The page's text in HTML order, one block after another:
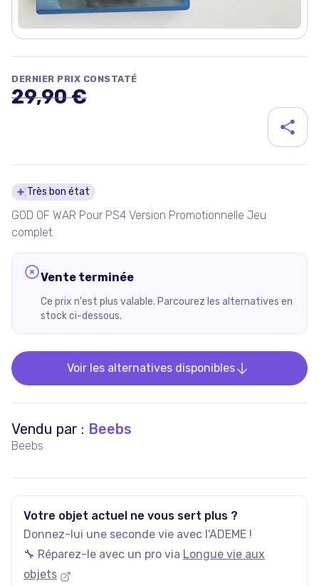
DERNIER PRIX CONSTATÉ
29,90 €
Détails du produit
Très bon état
GOD OF WAR Pour PS4 Version Promotionnelle Jeu
complet
Vente terminée
Ce prix n'est plus valable. Parcourez les alternatives en
stock ci-dessous.
Voir les alternatives disponibles
Vendu par : Beebs
Beebs
Votre objet actuel ne vous sert plus ?
Donnez-lui une seconde vie avec l'ADEME !
🔧 Réparez-le avec un pro via Longue vie aux
objets